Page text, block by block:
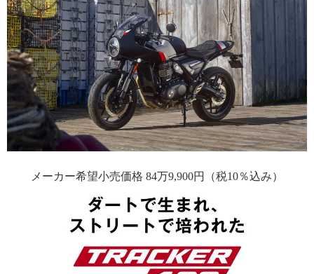
メーカー希望小売価格 84万9,900円（税10％込み）